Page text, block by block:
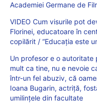
Academiei Germane de
VIDEO Cum visurile pot
Florinei, educatoare în
copilărit / “Educația este
Un profesor e o
mult ca tine, nu e nevoie
într-un fel abuziv, că
Ioana Bugarin, actriță,
umilințele din facultate